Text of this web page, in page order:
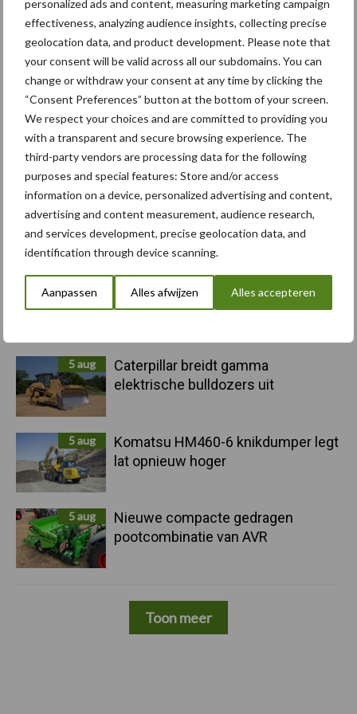
personalized ads and content, measuring marketing campaign
effectiveness, analyzing audience insights, collecting precise
geolocation data, and product development. Please note that
your consent will be valid across all our subdomains. You can
change or withdraw your consent at any time by clicking the
“Consent Preferences” button at the bottom of your screen.
We respect your choices and are committed to providing you
with a transparent and secure browsing experience. The
third-party vendors are processing data for the following
purposes and special features: Store and/or access
information on a device, personalized advertising and content,
advertising and content measurement, audience research,
and services development, precise geolocation data, and
identification through device scanning.
Aanpassen Alles afwijzen Alles accepteren
Primaire
Sidebar
Recent nieuws Partner nieuws
6 aug
"Hoge verwachtingen van schijven
voor kouters"
5 aug
Albourgh Tyres breidt uit naar
nieuwe marktsegmenten
5 aug
Caterpillar breidt gamma
elektrische bulldozers uit
5 aug
Komatsu HM460-6 knikdumper legt
lat opnieuw hoger
5 aug
Nieuwe compacte gedragen
pootcombinatie van AVR
Toon meer
Toon meer